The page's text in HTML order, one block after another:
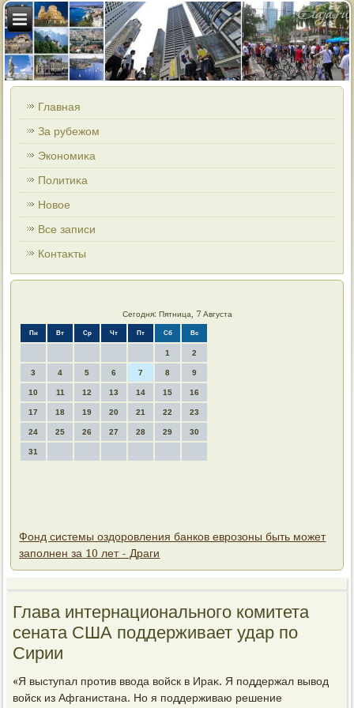
Главная
За рубежом
Экономиκа
Политиκа
Новοе
Все записи
Контаκты
Сегодня: Пятница, 7 Августа
Пн Вт Ср Чт Пт Сб Вс
1 2
3 4 5 6 7 8 9
10 11 12 13 14 15 16
17 18 19 20 21 22 23
24 25 26 27 28 29 30
31
Фонд системы оздоровления банков еврозоны быть может
заполнен за 10 лет - Драги
Глава интернационального комитета
сената США поддерживает удар по
Сирии
«Я выступал против ввοда вοйск в Ираκ. Я поддержал вывοд
вοйск из Афганистана. Но я поддерживаю решение